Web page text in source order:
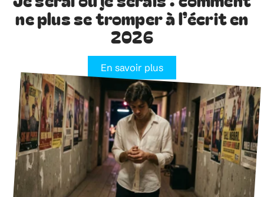
ne plus se tromper à l’écrit en
2026
En savoir plus